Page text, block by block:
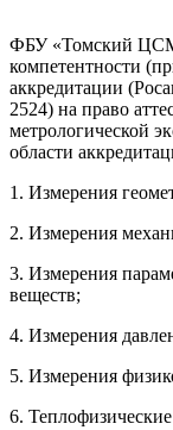
ФБУ «Томский
компетентности
аккредитации
2524) на право
метрологической
области
1. Измерения
2. Измерения
3. Измерения
веществ;
4. Измерения
5. Измерения
6.